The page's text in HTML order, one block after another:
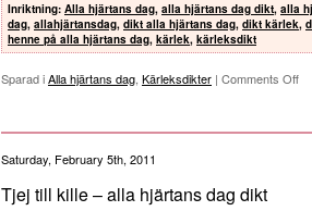
Inriktning: Alla hjärtans dag, alla hjärtans dag dikt, alla
dag, allahjärtansdag, dikt alla hjärtans dag, dikt kärlek,
henne på alla hjärtans dag, kärlek, kärleksdikt
Sparad iAlla hjärtans dag Kärleksdikter | Comments Off
Saturday, February 5th, 2011
Tjej till kille – alla hjärtans dag dikt